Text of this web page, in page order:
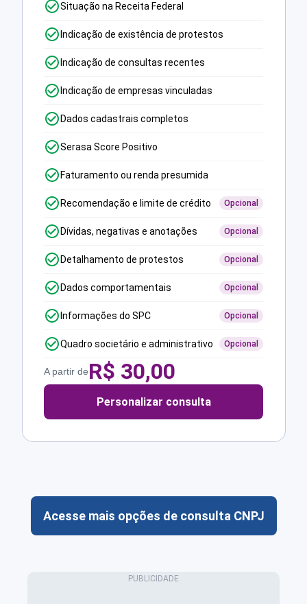
Situação na Receita Federal
Indicação de existência de protestos
Indicação de consultas recentes
Indicação de empresas vinculadas
Dados cadastrais completos
Serasa Score Positivo
Faturamento ou renda presumida
Recomendação e limite de crédito Opcional
Dívidas, negativas e anotações Opcional
Detalhamento de protestos Opcional
Dados comportamentais Opcional
Informações do SPC Opcional
Quadro societário e administrativo Opcional
A partir deR$ 30,00
Personalizar consulta
Acesse mais opções de consulta CNPJ